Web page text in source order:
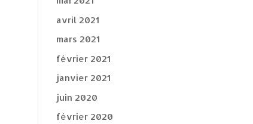
avril 2021
mars 2021
février 2021
janvier 2021
juin 2020
février 2020